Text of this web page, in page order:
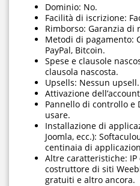
Dominio: No.
Facilità di iscrizione:
Rimborso: Garanzia
Metodi di pagamento:
PayPal, Bitcoin.
Spese e clausole
clausola nascosta.
Upsells: Nessun upsell.
Attivazione
Pannello di controllo e
usare.
Installazione di
Joomla, ecc.):
centinaia di
Altre caratteristiche:
costruttore di siti
gratuiti e altro ancora.